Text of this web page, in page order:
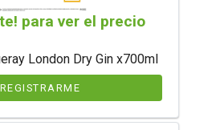
para ver el precio
London Dry Gin x700ml
REGISTRARME